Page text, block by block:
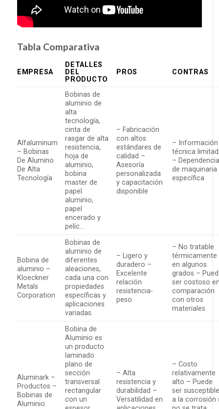
Tabla Comparativa
EMPRESA
DETALLES
DEL
PRODUCTO
PROS CONTRAS
Alfaluminum
– Bobinas
De Alumino
De Alta
Tecnología
Bobinas de
aluminio de
alta
tecnología,
cinta de
rasgar de alta
resistencia,
hoja de
aluminio,
bobina
master de
papel
aluminio,
papel
encerado y
pelíc…
– Fabricación
con altos
estándares de
calidad –
Asesoría
personalizada
y capacitación
disponible
– Información
técnica
–
de maquinaria
específica
Bobina de
aluminio –
Kloeckner
Metals
Corporation
Bobinas de
aluminio de
diferentes
aleaciones,
cada una con
propiedades
específicas y
aplicaciones
variadas.
– Ligero y
duradero –
Excelente
relación
resistencia-
peso
– No tratable
térmicamente
en algunos
grados –
ser costoso
comparación
con otros
materiales
Aluminark –
Productos –
Bobinas de
Aluminio
Bobina de
Aluminio es
un producto
laminado
plano de
sección
transversal
rectangular
con un
– Alta
resistencia y
durabilidad –
Versatilidad en
– Costo
relativamente
alto – Puede
ser
a la corrosión